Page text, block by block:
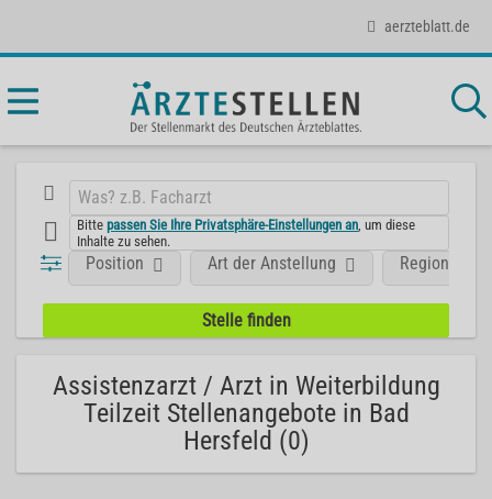
aerzteblatt.de
Bittepassen Sie Ihre Privatsphäre-Einstellungen an , um diese
Inhalte zu sehen.
Position Art der Anstellung Region
Assistenzarzt / Arzt in Weiterbildung
Teilzeit Stellenangebote in Bad
Hersfeld (0)